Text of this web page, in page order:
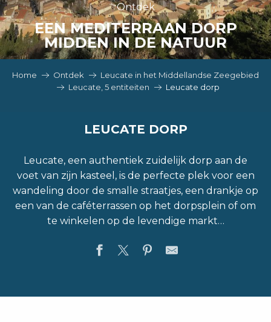
Ontdek
EEN MEDITERRAAN DORP
MIDDEN IN DE NATUUR
Home Ontdek
Leucate in het Middellandse Zeegebied
Leucate, 5 entiteiten
Leucate dorp
LEUCATE DORP
Leucate, een authentiek zuidelijk dorp aan de
voet van zijn kasteel, is de perfecte plek voor een
wandeling door de smalle straatjes, een drankje op
een van de caféterrassen op het dorpsplein of om
te winkelen op de levendige markt…